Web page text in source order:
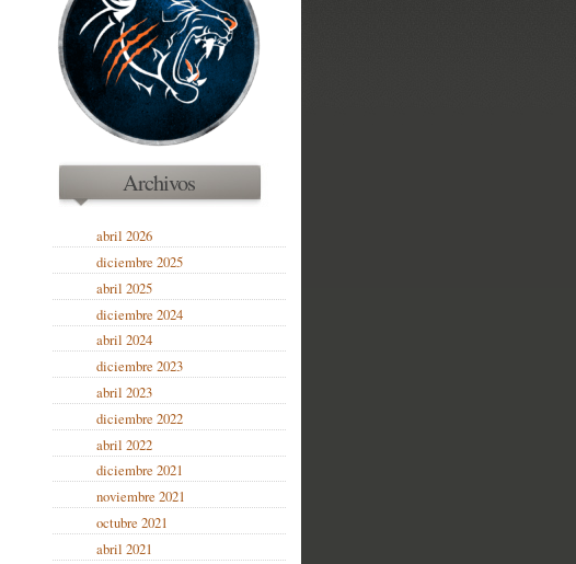
Archivos
abril 2026
diciembre 2025
abril 2025
diciembre 2024
abril 2024
diciembre 2023
abril 2023
diciembre 2022
abril 2022
diciembre 2021
noviembre 2021
octubre 2021
abril 2021